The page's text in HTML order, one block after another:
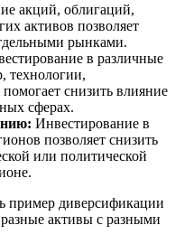
акций, облигаций,
активов позволяет
рынками.
в различные
технологии,
снизить влияние
сферах.
Инвестирование в
позволяет снизить
или политической
пример диверсификации
активы с разными